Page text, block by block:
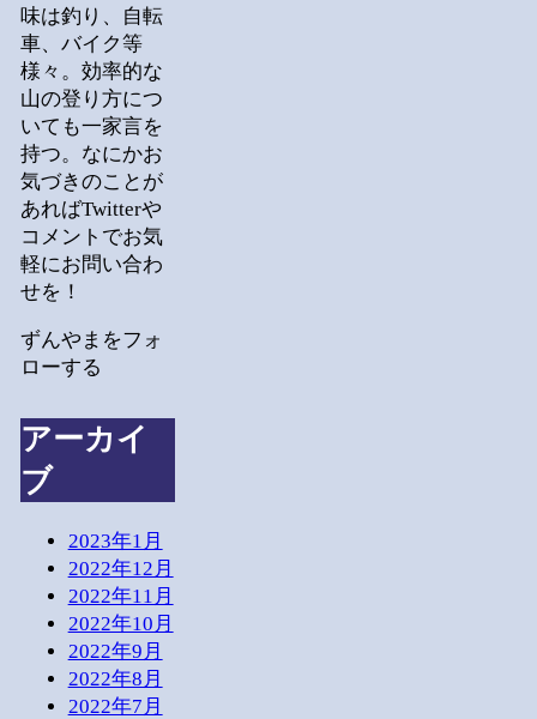
味は釣り、自転
車、バイク等
様々。効率的な
山の登り方につ
いても一家言を
持つ。なにかお
気づきのことが
あればTwitterや
コメントでお気
軽にお問い合わ
せを！
ずんやまをフォ
ローする
アーカイ
ブ
2023年1月
2022年12月
2022年11月
2022年10月
2022年9月
2022年8月
2022年7月